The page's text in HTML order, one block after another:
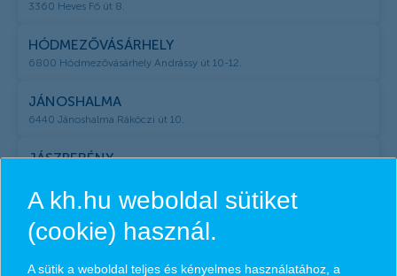
3360 Heves Fő út 8.
HÓDMEZŐVÁSÁRHELY
6800 Hódmezővásárhely Andrássy út 10-12.
JÁNOSHALMA
6440 Jánoshalma Rákóczi út 10.
JÁSZBERÉNY
KALOCSA
6300 Kalocsa Szent István út 28.
KAPOSVÁR
A kh.hu weboldal sütiket
(cookie) használ.
A sütik a weboldal teljes és kényelmes használatához, a